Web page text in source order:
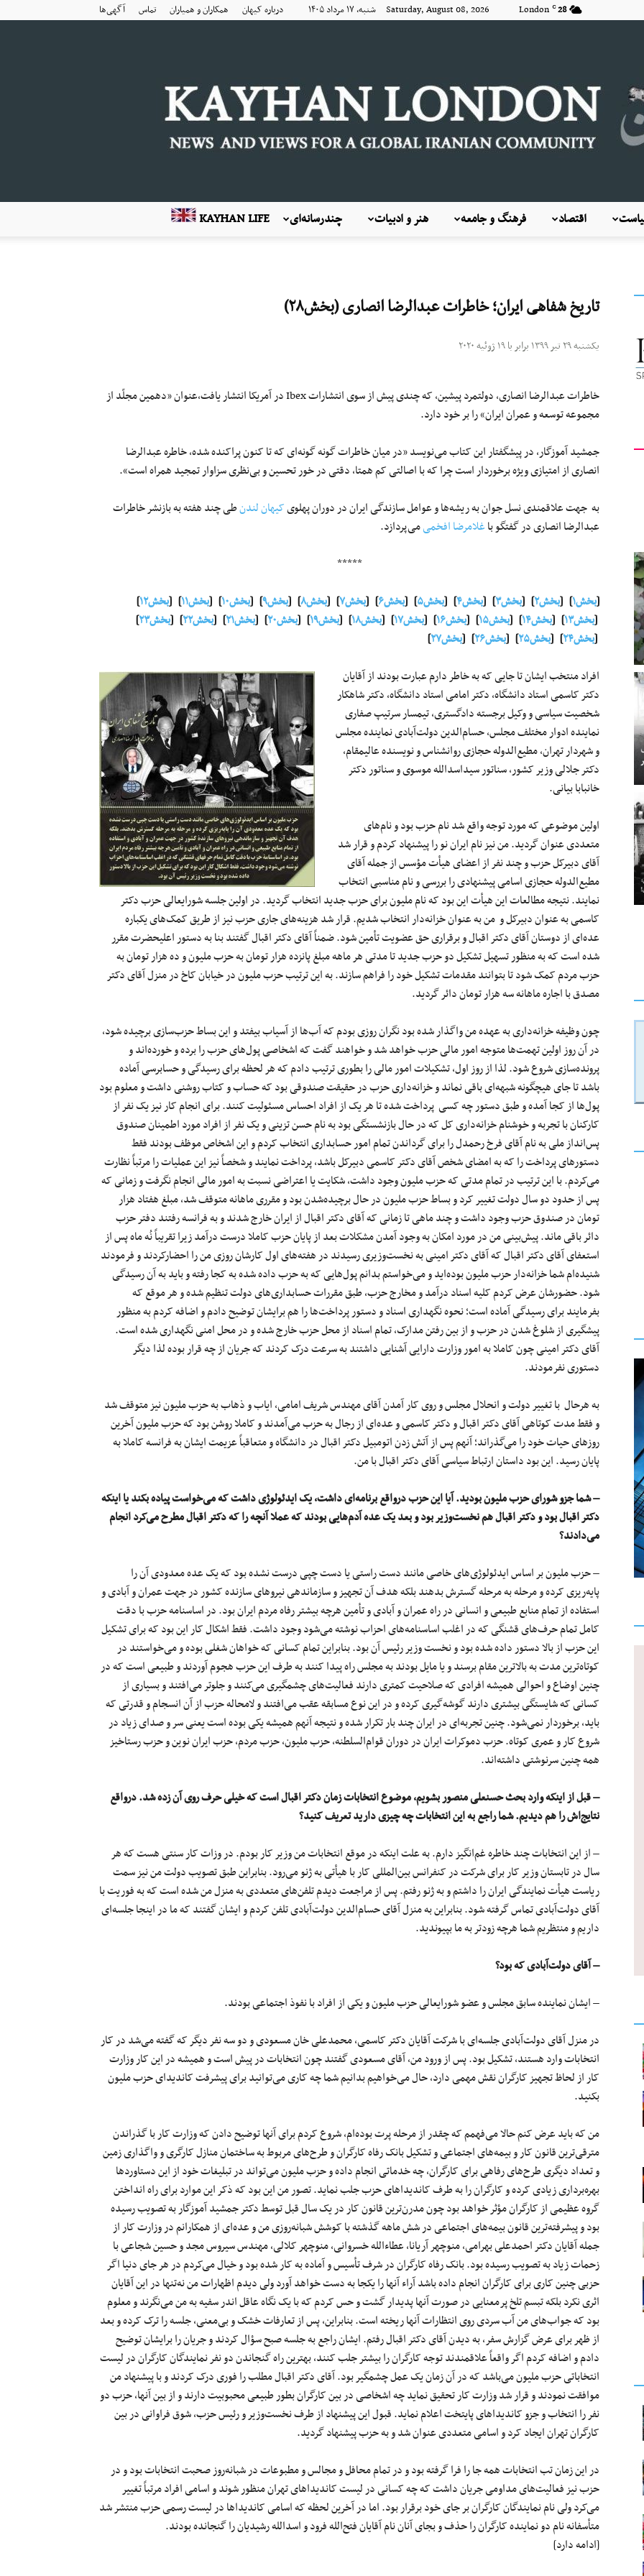
28
C
London Saturday, August 08, 2026 شنبه, ۱۷ مرداد ۱۴۰۵ درباره کیهان همکاران و همیاران تماس آگهی‌ها
کیهان
KAYHAN LIFE چندرسانه‌ای هنر و ادبیات فرهنگ و جامعه اقتصاد
تاریخ شفاهی ایران؛ خاطرات عبدالرضا انصاری (بخش۲۸)
یکشنبه ۲۹ تیر ۱۳۹۹ برابر با ۱۹ ژوئیه ۲۰۲۰
خاطرات عبدالرضا انصاری، دولتمرد پیشین، که چندی پیش از سوی انتشارات Ibex در آمریکا انتشار یافت،عنوان «دهمین مجلّد از
مجموعه توسعه و عمران ایران» را بر خود دارد.
جمشید آموزگار، در پیشگفتار این کتاب می‌نویسد «در میان خاطرات گونه گونه‌ای که تا کنون پراکنده شده، خاطره عبدالرضا
انصاری از امتیازی ویژه برخوردار است چرا که با اصالتی کم همتا، دقتی در خور تحسین و بی‌نظری سزاوار تمجید همراه است».
به جهت علاقمندی نسل جوان به ریشه‌ها و عوامل سازندگی ایران در دوران پهلویکیهان لندنطی چند هفته به بازنشر خاطرات
عبدالرضا انصاری در گفتگو باغلامرضا افخمیمی‌پردازد.
*****
[بخش۱] [بخش۲ ] [بخش۳ ] [بخش۴ ] [بخش۵ ] [بخش۶ ] [بخش۷ ] [بخش۸ ] [بخش۹ ] [بخش۱۰ ] [بخش۱۱ ] [بخش۱۲ ]
[بخش۱۳ ] [بخش۱۴ ] [بخش۱۵ ] [بخش۱۶ ] [بخش۱۷ ] [بخش۱۸ ] [بخش۱۹ ] [بخش۲۰ ] [بخش۲۱ ] [بخش۲۲ ] [بخش۲۳ ]
[بخش۲۴ ] [بخش۲۵ ] [بخش۲۶ ] [بخش۲۷ ]
افراد منتخب ایشان تا جایی که به ‌خاطر دارم عبارت بودند از آقایان
دکتر کاسمی استاد دانشگاه، دکتر امامی استاد دانشگاه، دکتر شاهکار
شخصیت سیاسی و وکیل برجسته دادگستری، تیمسار سرتیپ صفاری
نماینده ادوار مختلف مجلس، حسام‌الدین دولت‌آبادی نماینده مجلس
و شهردار تهران، مطیع‌الدوله حجازی روانشناس و نویسنده عالیمقام،
دکتر جلالی وزیر کشور، سناتور سیداسدالله موسوی و سناتور دکتر
خانبابا بیانی.
اولین موضوعی که مورد توجه واقع شد نام حزب بود و نام‌های
متعددی عنوان گردید. من نیز نام ایران نو را پیشنهاد کردم و قرار شد
آقای دبیرکل حزب و چند نفر از اعضای هیأت مؤسس از جمله آقای
مطیع‌الدوله حجازی اسامی پیشنهادی را بررسی و نام مناسبی انتخاب
نمایند. نتیجه مطالعات این هیأت این بود که نام ملیون برای حزب جدید انتخاب گردید. در اولین جلسه شورایعالی حزب دکتر
کاسمی به عنوان دبیرکل و من به عنوان خزانه‌دار انتخاب شدیم. قرار شد هزینه‌های جاری حزب نیز از طریق کمک‌های یکباره
عده‌ای از دوستان آقای دکتر اقبال و برقراری حق عضویت تأمین شود. ضمناً آقای دکتر اقبال گفتند بنا به دستور اعلیحضرت مقرر
شده است که به منظور تسهیل تشکیل دو حزب جدید تا مدتی هر ماهه مبلغ پانزده هزار تومان به حزب ملیون و ده هزار تومان به
حزب مردم کمک شود تا بتوانند مقدمات تشکیل خود را فراهم سازند. به این ترتیب حزب ملیون در خیابان کاخ در منزل آقای دکتر
مصدق با اجاره ماهانه سه هزار تومان دائر گردید.
چون وظیفه خزانه‌داری به عهده من واگذار شده بود نگران روزی بودم که آب‌ها از آسیاب بیفتد و این بساط حزب‌سازی برچیده شود،
در آن روز اولین تهمت‌ها متوجه امور مالی حزب خواهد شد و خواهند گفت که اشخاصی پول‌های حزب را برده و خورده‌اند و
پرونده‌سازی شروع شود. لذا از روز اول، تشکیلات امور مالی را بطوری ترتیب دادم که هر لحظه برای رسیدگی و حسابرسی آماده
باشد تا جای هیچگونه شبهه‌ای باقی نماند و خزانه‌داری حزب در حقیقت صندوقی بود که حساب و کتاب روشنی داشت و معلوم بود
پول‌ها از کجا آمده و طبق دستور چه کسی پرداخت شده تا هر یک از افراد احساس مسئولیت کنند. برای انجام کار نیز یک نفر از
کارکنان با تجربه و خوشنام خزانه‌داری کل که در حال بازنشستگی بود به نام حسن تزینی و یک نفر از افراد مورد اطمینان صندوق
پس‌انداز ملی به نام آقای فرخ رحمدل را برای گرداندن تمام امور حسابداری انتخاب کردم و این اشخاص موظف بودند فقط
دستورهای پرداخت را که به امضای شخص آقای دکتر کاسمی دبیرکل باشد، پرداخت نمایند و شخصاً نیز این عملیات را مرتباً نظارت
می‌کردم. با این ترتیب در تمام مدتی که حزب ملیون وجود داشت، شکایت یا اعتراضی نسبت به امور مالی انجام نگرفت و زمانی که
پس از حدود دو سال دولت تغییر کرد و بساط حزب ملیون در حال برچیده‌شدن بود و مقرری ماهانه متوقف شد، مبلغ هفتاد هزار
تومان در صندوق حزب وجود داشت و چند ماهی تا زمانی که آقای دکتر اقبال از ایران خارج شدند و به فرانسه رفتند دفتر حزب
دائر باقی ماند. پیش‌بینی من در مورد امکان به وجود آمدن مشکلات بعد از پایان حزب کاملا درست درآمد زیرا تقریباً نُه ماه پس از
استعفای آقای دکتر اقبال که آقای دکتر امینی به نخست‌وزیری رسیدند در هفته‌های اول کارشان روزی من را احضارکردند و فرمودند
شنیده‌ام شما خزانه‌دار حزب ملیون بوده‌اید و می‌خواستم بدانم پول‌هایی که به حزب داده شده به کجا رفته و باید به آن رسیدگی
شود. حضورشان عرض کردم کلیه اسناد درآمد و مخارج حزب، طبق مقررات حسابداری‌های دولت تنظیم شده و هر موقع که
بفرمایند برای رسیدگی آماده است؛ نحوه نگهداری اسناد و دستور پرداخت‌ها را هم برایشان توضیح دادم و اضافه کردم به منظور
پیشگیری از شلوغ شدن در حزب و از بین رفتن مدارک، تمام اسناد از محل حزب خارج شده و در محل امنی نگهداری شده است.
آقای دکتر امینی چون کاملا به امور وزارت دارایی آشنایی داشتند به سرعت درک کردند که جریان از چه قرار بوده لذا دیگر
دستوری نفرمودند.
به هرحال با تغییر دولت و انحلال مجلس و روی کار آمدن آقای مهندس شریف امامی، ایاب و ذهاب به حزب ملیون نیز متوقف شد
و فقط مدت کوتاهی آقای دکتر اقبال و دکتر کاسمی و عده‌ای از رجال به حزب می‌آمدند و کاملا روشن بود که حزب ملیون آخرین
روزهای حیات خود را می‌گذراند؛ آنهم پس از آتش زدن اتومبیل دکتر اقبال در دانشگاه و متعاقباً عزیمت ایشان به فرانسه کاملا به
پایان رسید. این بود داستان ارتباط سیاسی آقای دکتر اقبال با من.
– شما جزو شورای حزب ملیون بودید. آیا این حزب درواقع برنامه‌ای داشت، یک ایدئولوژی داشت که می‌خواست پیاده بکند یا اینکه
دکتر اقبال بود و دکتر اقبال هم نخست‌وزیر بود و بعد یک عده آدم‌هایی بودند که عملا آنچه را که دکتر اقبال مطرح می‌کرد انجام
می‌دادند؟
– حزب ملیون بر اساس ایدئولوژی‌های خاصی مانند دست راستی یا دست چپی درست نشده بود که یک عده معدودی آن را
پایه‌ریزی کرده و مرحله به مرحله گسترش بدهند بلکه هدف آن تجهیز و سازماندهی نیروهای سازنده کشور در جهت عمران و آبادی و
استفاده از تمام منابع طبیعی و انسانی در راه عمران و آبادی و تأمین هرچه بیشتر رفاه مردم ایران بود. در اساسنامه حزب با دقت
کامل تمام حرف‌های قشنگی که در اغلب اساسنامه‌های احزاب نوشته می‌شود وجود داشت. فقط اشکال کار این بود که برای تشکیل
این حزب از بالا دستور داده شده بود و نخست وزیر رئیس آن بود. بنابراین تمام کسانی که خواهان شغلی بوده و می‌خواستند در
کوتاه‌ترین مدت به بالاترین مقام برسند و یا مایل بودند به مجلس راه پیدا کنند به طرف این حزب هجوم آوردند و طبیعی است که در
چنین اوضاع و احوالی همیشه افرادی که صلاحیت کمتری دارند فعالیت‌های چشمگیری می‌کنند و جلوتر می‌افتند و بسیاری از
کسانی که شایستگی بیشتری دارند گوشه‌گیری کرده و در این نوع مسابقه عقب می‌افتند و لامحاله حزب از آن انسجام و قدرتی که
باید، برخوردار نمی‌شود. چنین تجربه‌ای در ایران چند بار تکرار شده و نتیجه آنهم همیشه یکی بوده است یعنی سر و صدای زیاد در
شروع کار و عمری کوتاه. حزب دموکرات ایران در دوران قوام‌السلطنه، حزب ملیون، حزب مردم، حزب ایران نوین و حزب رستاخیز
همه چنین سرنوشتی داشته‌اند.
– قبل از اینکه وارد بحث حسنعلی منصور بشویم، موضوع انتخابات زمان دکتر اقبال است که خیلی حرف روی آن زده شد. درواقع
نتایج‌اش را هم دیدیم. شما راجع به این انتخابات چه چیزی دارید تعریف کنید؟
– از این انتخابات چند خاطره غم‌انگیز دارم. به علت اینکه در موقع انتخابات من وزیر کار بودم. در وزات کار سنتی هست که هر
سال در تابستان وزیر کار برای شرکت در کنفرانس بین‌المللی کار با هیأتی به ژنو می‌رود. بنابراین طبق تصویب دولت من نیز سمت
ریاست هیأت نمایندگی ایران را داشتم و به ژنو رفتم. پس از مراجعت دیدم تلفن‌های متعددی به منزل من شده است که به فوریت با
آقای دولت‌آبادی تماس گرفته شود. بنابراین به منزل آقای حسام‌الدین دولت‌آبادی تلفن کردم و ایشان گفتند که ما در اینجا جلسه‌ای
داریم و منتظریم شما هرچه زودتر به ما بپیوندید.
– آقای دولت‌آبادی که بود؟
– ایشان نماینده سابق مجلس و عضو شورایعالی حزب ملیون و یکی از افراد با نفوذ اجتماعی بودند.
در منزل آقای دولت‌آبادی جلسه‌ای با شرکت آقایان دکتر کاسمی، محمدعلی خان مسعودی و دو سه نفر دیگر که گفته می‌شد در کار
انتخابات وارد هستند، تشکیل بود. پس از ورود من، آقای مسعودی گفتند چون انتخابات در پیش است و همیشه در این کار وزارت
کار از لحاظ تجهیز کارگران نقش مهمی دارد، حال می‌خواهیم بدانیم شما چه کاری می‌توانید برای پیشرفت کاندیدای حزب ملیون
بکنید.
من که باید عرض کنم حالا می‌فهمم که چقدر از مرحله پرت بوده‌ام، شروع کردم برای آنها توضیح دادن که وزارت کار با گذراندن
مترقی‌ترین قانون کار و بیمه‌های اجتماعی و تشکیل بانک رفاه کارگران و طرح‌های مربوط به ساختمان منازل کارگری و واگذاری زمین
و تعداد دیگری طرح‌های رفاهی برای کارگران، چه خدماتی انجام داده و حزب ملیون می‌تواند در تبلیغات خود از این دستاوردها
بهره‌برداری زیادی کرده و کارگران را به طرف کاندیداهای حزب جلب نماید. تصور من این بود که ذکر این موارد برای راه انداختن
گروه عظیمی از کارگران مؤثر خواهد بود چون مدرن‌ترین قانون کار در یک سال قبل توسط دکتر جمشید آموزگار به تصویب رسیده
بود و پیشرفته‌ترین قانون بیمه‌های اجتماعی در شش ماهه گذشته با کوشش شبانه‌روزی من و عده‌ای از همکارانم در وزارت کار از
جمله آقایان دکتر احمدعلی بهرامی، منوچهر آریانا، عطاءالله خسروانی، منوچهر کلالی، مهندس سیروس مجد و حسین شجاعی با
زحمات زیاد به تصویب رسیده بود. بانک رفاه کارگران در شرف تأسیس و آماده به کار شده بود و خیال می‌کردم در هر جای دنیا اگر
حزبی چنین کاری برای کارگران انجام داده باشد آراء آنها را یکجا به دست خواهد آورد ولی دیدم اظهارات من نه‌تنها در این آقایان
اثری نکرد بلکه تبسم تلخ پرمعنایی در صورت آنها پدیدار گشت و حس کردم که با یک نگاه عاقل اندر سفیه به من می‌نگرند و معلوم
بود که جواب‌های من آب سردی روی انتظارات آنها ریخته است. بنابراین، پس از تعارفات خشک و بی‌معنی، جلسه را ترک کرده و بعد
از ظهر برای عرض گزارش سفر، به دیدن آقای دکتر اقبال رفتم. ایشان راجع به جلسه صبح سؤال کردند و جریان را برایشان توضیح
دادم و اضافه کردم اگر واقعاً علاقمندند توجه کارگران را بیشتر جلب کنند، بهترین راه گنجاندن دو نفر نمایندگان کارگران در لیست
انتخاباتی حزب ملیون می‌باشد که در آن زمان یک عمل چشمگیر بود. آقای دکتر اقبال مطلب را فوری درک کردند و با پیشنهاد من
موافقت نمودند و قرار شد وزارت کار تحقیق نماید چه اشخاصی در بین کارگران بطور طبیعی محبوبیت دارند و از بین آنها، حزب دو
نفر را انتخاب و جزو کاندیداهای پایتخت اعلام نماید. قبول این پیشنهاد از طرف نخست‌وزیر و رئیس حزب، شوق فراوانی در بین
کارگران تهران ایجاد کرد و اسامی متعددی عنوان شد و به حزب پیشنهاد گردید.
در این زمان تب انتخابات همه جا را فرا گرفته بود و در تمام محافل و مجالس و مطبوعات در شبانه‌روز صحبت انتخابات بود و در
حزب نیز فعالیت‌های مداومی جریان داشت که چه کسانی در لیست کاندیداهای تهران منظور شوند و اسامی افراد مرتباً تغییر
می‌کرد ولی نام نمایندگان کارگران بر جای خود برقرار بود. اما در آخرین لحظه که اسامی کاندیداها در لیست رسمی حزب منتشر شد
متأسفانه نام دو نماینده کارگران را حذف و بجای آنان نام آقایان فتح‌الله فرود و اسدالله رشیدیان را گنجانده بودند.
[ادامه دارد]